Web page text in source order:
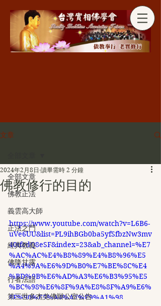
分享
文章
全部文章
佛教正法
義雲高大師
正法之門
經典教義
佛降甘露
行者法語
第三世多杰羌佛辦公室公告
佛教修行的目的
2024年2月8日 讀畢需時 2 分鐘
https://www.youtube.com/watch?v=L6B6-
uVe6UU&list=PL9ihBGb0ba5yfSfbzNw3mv
40tfcdQ8eSF&index=23&ab_channel=%E7
%AC%AC%E4%B8%89%E4%B8%96%E5
%A4%9A%E6%9D%B0%E7%BE%8C%E4
%BD%9B%E6%AD%A3%E6%B3%95%E5
%BC%98%E6%8F%9A%E8%8F%A9%E6%
8F%90%E5%A4%A7%E9%A1%98